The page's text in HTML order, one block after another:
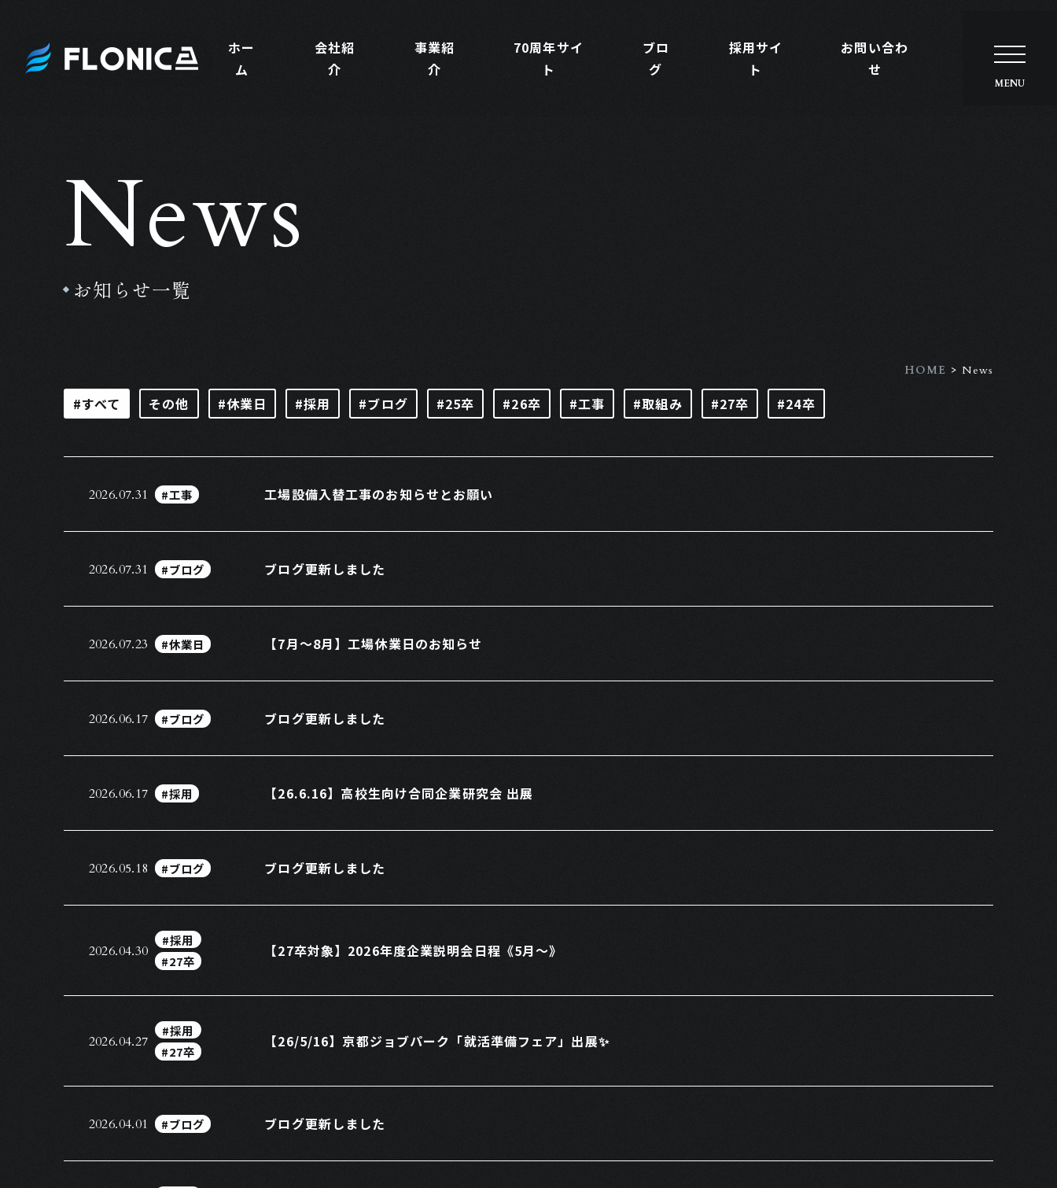
ホー
ム
会社紹
介
事業紹
介
70周年サイ
ト
ブロ
グ
採用サイ
ト
お問い合わ
せ
News
お知らせ一覧
HOME > News
#すべて その他 #休業日 #採用 #ブログ #25卒 #26卒 #工事 #取組み #27卒 #24卒
2026.07.31 #工事 工場設備入替工事のお知らせとお願い
2026.07.31 #ブログ ブログ更新しました
2026.07.23 #休業日 【7月～8月】工場休業日のお知らせ
2026.06.17 #ブログ ブログ更新しました
2026.06.17 #採用 【26.6.16】高校生向け合同企業研究会 出展
2026.05.18 #ブログ ブログ更新しました
2026.04.30
#採用
#27卒
【27卒対象】2026年度企業説明会日程《5月～》
2026.04.27
#採用
#27卒
【26/5/16】京都ジョブパーク「就活準備フェア」出展✨
2026.04.01 #ブログ ブログ更新しました